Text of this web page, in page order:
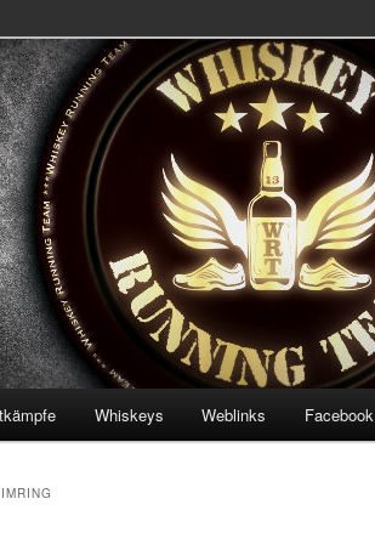
Team
Whiskeys Weblinks Facebook